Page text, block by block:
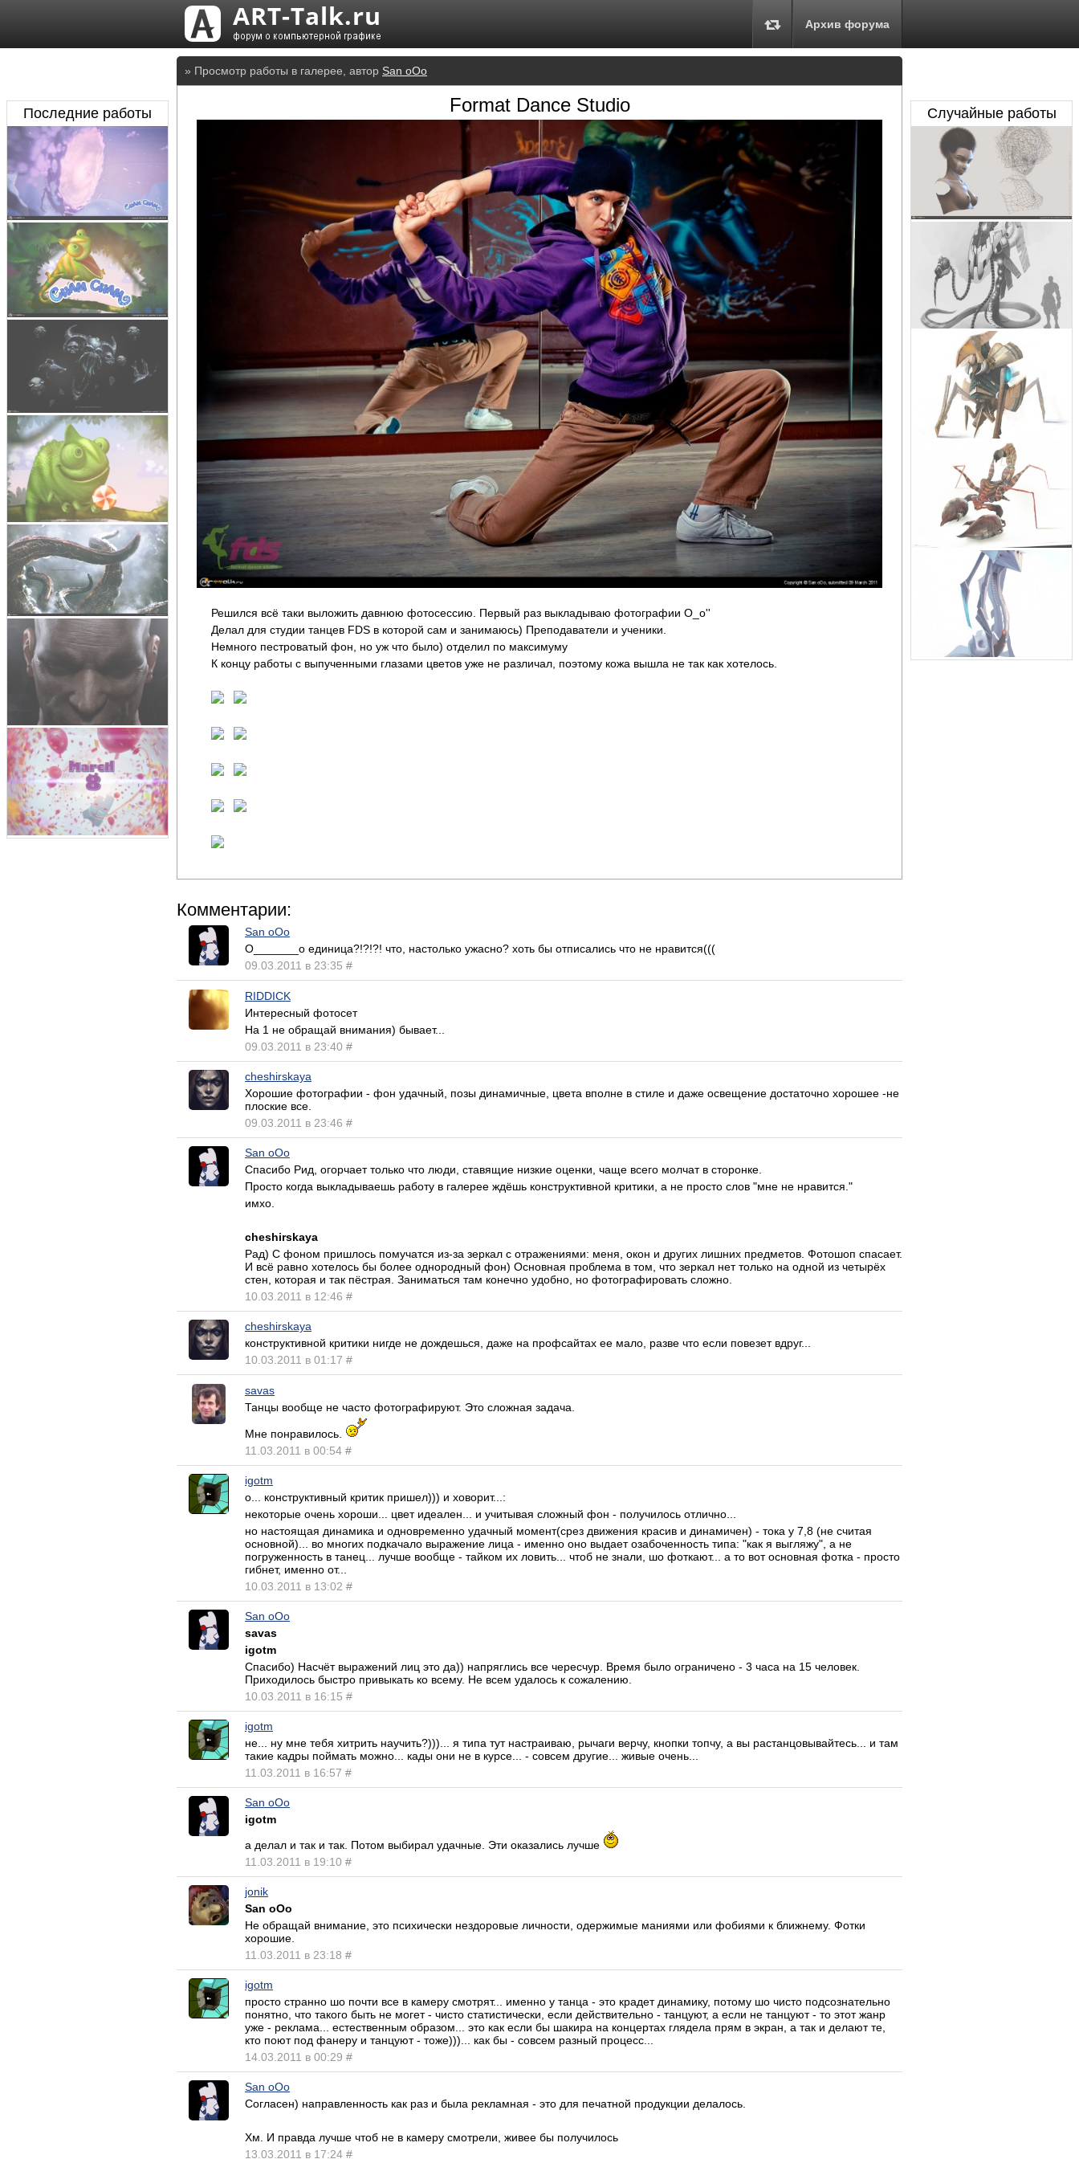
Архив форума
» Просмотр работы в галерее, автор San oOo
Format Dance Studio
Решился всё таки выложить давнюю фотосессию. Первый раз выкладываю фотографии О_о''
Делал для студии танцев FDS в которой сам и занимаюсь) Преподаватели и ученики.
Немного пестроватый фон, но уж что было) отделил по максимуму
К концу работы с выпученными глазами цветов уже не различал, поэтому кожа вышла не так как хотелось.
Комментарии:
San oOo
О_______о единица?!?!?! что, настолько ужасно? хоть бы отписались что не нравится(((
09.03.2011 в 23:35 #
RIDDICK
Интересный фотосет
На 1 не обращай внимания) бывает...
09.03.2011 в 23:40 #
cheshirskaya
Хорошие фотографии - фон удачный, позы динамичные, цвета вполне в стиле и даже освещение достаточно хорошее -не
плоские все.
09.03.2011 в 23:46 #
San oOo
Спасибо Рид, огорчает только что люди, ставящие низкие оценки, чаще всего молчат в сторонке.
Просто когда выкладываешь работу в галерее ждёшь конструктивной критики, а не просто слов "мне не нравится."
имхо.
cheshirskaya
Рад) С фоном пришлось помучатся из-за зеркал с отражениями: меня, окон и других лишних предметов. Фотошоп спасает.
И всё равно хотелось бы более однородный фон) Основная проблема в том, что зеркал нет только на одной из четырёх
стен, которая и так пёстрая. Заниматься там конечно удобно, но фотографировать сложно.
10.03.2011 в 12:46 #
cheshirskaya
конструктивной критики нигде не дождешься, даже на профсайтах ее мало, разве что если повезет вдруг...
10.03.2011 в 01:17 #
savas
Танцы вообще не часто фотографируют. Это сложная задача.
Мне понравилось.
11.03.2011 в 00:54 #
igotm
о... конструктивный критик пришел))) и ховорит...:
некоторые очень хороши... цвет идеален... и учитывая сложный фон - получилось отлично...
но настоящая динамика и одновременно удачный момент(срез движения красив и динамичен) - тока у 7,8 (не считая
основной)... во многих подкачало выражение лица - именно оно выдает озабоченность типа: "как я выгляжу", а не
погруженность в танец... лучше вообще - тайком их ловить... чтоб не знали, шо фоткают... а то вот основная фотка - просто
гибнет, именно от...
10.03.2011 в 13:02 #
San oOo
savas
igotm
Спасибо) Насчёт выражений лиц это да)) напряглись все чересчур. Время было ограничено - 3 часа на 15 человек.
Приходилось быстро привыкать ко всему. Не всем удалось к сожалению.
10.03.2011 в 16:15 #
igotm
не... ну мне тебя хитрить научить?)))... я типа тут настраиваю, рычаги верчу, кнопки топчу, а вы растанцовывайтесь... и там
такие кадры поймать можно... кады они не в курсе... - совсем другие... живые очень...
11.03.2011 в 16:57 #
San oOo
igotm
а делал и так и так. Потом выбирал удачные. Эти оказались лучше
11.03.2011 в 19:10 #
jonik
San oOo
Не обращай внимание, это психически нездоровые личности, одержимые маниями или фобиями к ближнему. Фотки
хорошие.
11.03.2011 в 23:18 #
igotm
просто странно шо почти все в камеру смотрят... именно у танца - это крадет динамику, потому шо чисто подсознательно
понятно, что такого быть не могет - чисто статистически, если действительно - танцуют, а если не танцуют - то этот жанр
уже - реклама... естественным образом... это как если бы шакира на концертах глядела прям в экран, а так и делают те,
кто поют под фанеру и танцуют - тоже)))... как бы - совсем разный процесс...
14.03.2011 в 00:29 #
San oOo
Согласен) направленность как раз и была рекламная - это для печатной продукции делалось.
Хм. И правда лучше чтоб не в камеру смотрели, живее бы получилось
13.03.2011 в 17:24 #
Последние работы Случайные работы